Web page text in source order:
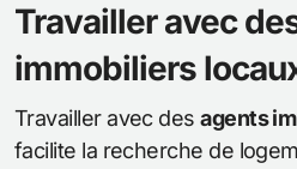
Travailler avec
immobiliers
Travailler avec desagents
facilite la recherche de